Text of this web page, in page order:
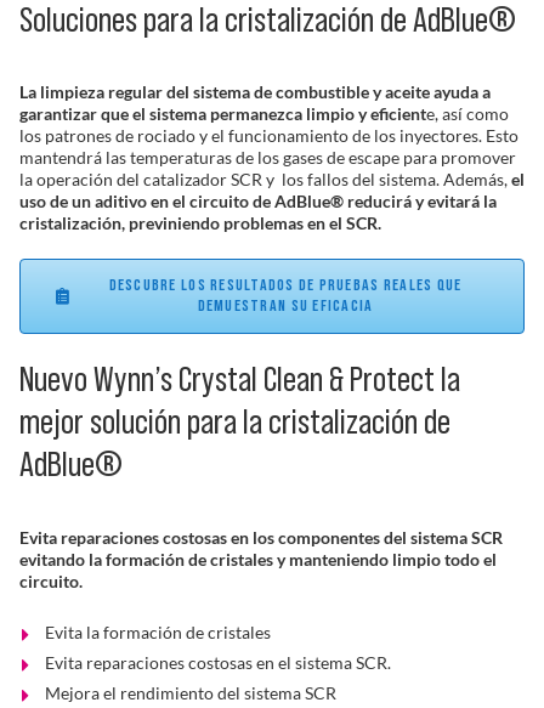
Soluciones para la cristalización de AdBlue®
La limpieza regular del sistema de combustible y aceite ayuda a
garantizar que el sistema permanezca limpio y eficiente, así como
los patrones de rociado y el funcionamiento de los inyectores. Esto
mantendrá las temperaturas de los gases de escape para promover
la operación del catalizador SCR y los fallos del sistema. Además,el
uso de un aditivo en el circuito de AdBlue® reducirá y evitará la
cristalización, previniendo problemas en el SCR.
DESCUBRE LOS RESULTADOS DE PRUEBAS REALES QUE
DEMUESTRAN SU EFICACIA
Nuevo Wynn’s Crystal Clean & Protect la
mejor solución para la cristalización de
AdBlue®
Evita reparaciones costosas en los componentes del sistema SCR
evitando la formación de cristales y manteniendo limpio todo el
circuito.
Evita la formación de cristales
Evita reparaciones costosas en el sistema SCR.
Mejora el rendimiento del sistema SCR